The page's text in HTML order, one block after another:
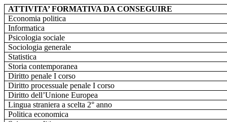
ATTIVITA’ FORMATIVA DA CONSEGUIRE
Economia politica
Informatica
Psicologia sociale
Sociologia generale
Statistica
Storia contemporanea
Diritto penale I corso
Diritto processuale penale I corso
Diritto dell’Unione Europea
Lingua straniera a scelta 2° anno
Politica economica